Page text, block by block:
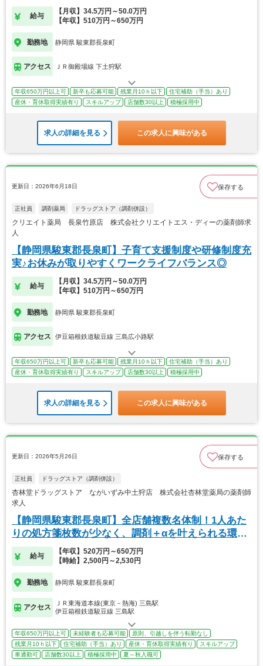
給与
【月収】34.5万円～50.0万円
【年収】510万円～650万円
勤務地 静岡県 駿東郡長泉町
アクセス ＪＲ御殿場線 下土狩駅
年収650万円以上可 新卒も応募可能 残業月10ｈ以下
住宅補助（手当）あり
産休・育休取得実績有り
スキルアップ 店舗数30以上 積極採用中
求人の詳細を見る この求人に興味がある
更新日：2026年6月18日 保存する
正社員 調剤薬局 ドラッグストア（調剤併設）
クリエイト薬局 長泉竹原店 株式会社クリエイトエス・ディーの薬剤師求
人
【静岡県駿東郡長泉町】子育て支援制度や研修制度充
実♪お休みが取りやすくワークライフバランス◎
給与
【月収】34.5万円～50.0万円
【年収】510万円～650万円
勤務地 静岡県 駿東郡長泉町
アクセス 伊豆箱根鉄道駿豆線 三島広小路駅
年収650万円以上可 新卒も応募可能 残業月10ｈ以下
住宅補助（手当）あり
産休・育休取得実績有り
スキルアップ 店舗数30以上 積極採用中
求人の詳細を見る この求人に興味がある
更新日：2026年5月26日 保存する
正社員 ドラッグストア（調剤併設）
杏林堂ドラッグストア ながいずみ中土狩店 株式会社杏林堂薬局の薬剤師
求人
【静岡県駿東郡長泉町】全店舗複数名体制！1人あた
りの処方箋枚数が少なく、調剤＋αを叶えられる環境
です
給与
【年収】520万円～650万円
【時給】2,500円～2,530円
勤務地 静岡県 駿東郡長泉町
アクセス
ＪＲ東海道本線(東京－熱海) 三島駅
伊豆箱根鉄道駿豆線 三島駅
年収650万円以上可 未経験者も応募可能
原則、引越しを伴う転勤なし
残業月10ｈ以下
住宅補助（手当）あり 産休・育休取得実績有り
スキルアップ
車通勤可
店舗数30以上 積極採用中 夏～秋入職可